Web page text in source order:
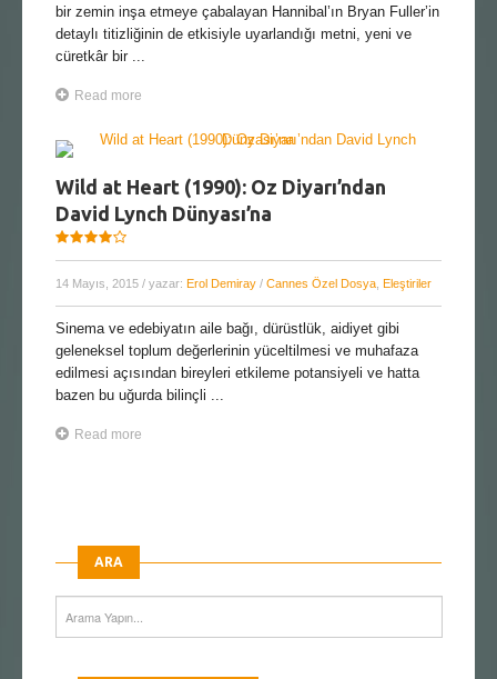
bir zemin inşa etmeye çabalayan Hannibal’ın Bryan Fuller’in
detaylı titizliğinin de etkisiyle uyarlandığı metni, yeni ve
cüretkâr bir ...
Read more
Wild at Heart (1990): Oz Diyarı’ndan
David Lynch Dünyası’na
14 Mayıs, 2015 / yazar: Erol Demiray / Cannes Özel Dosya Eleştiriler
Sinema ve edebiyatın aile bağı, dürüstlük, aidiyet gibi
geleneksel toplum değerlerinin yüceltilmesi ve muhafaza
edilmesi açısından bireyleri etkileme potansiyeli ve hatta
bazen bu uğurda bilinçli ...
Read more
ARA